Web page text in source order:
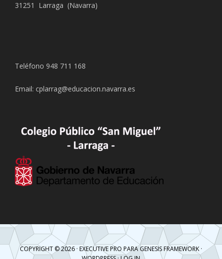
31251 Larraga (Navarra)
Teléfono 948 711 168
Email: cplarrag@educacion.navarra.es
COPYRIGHT © 2026 · EXECUTIVE PRO PARA GENESIS FRAMEWORK ·